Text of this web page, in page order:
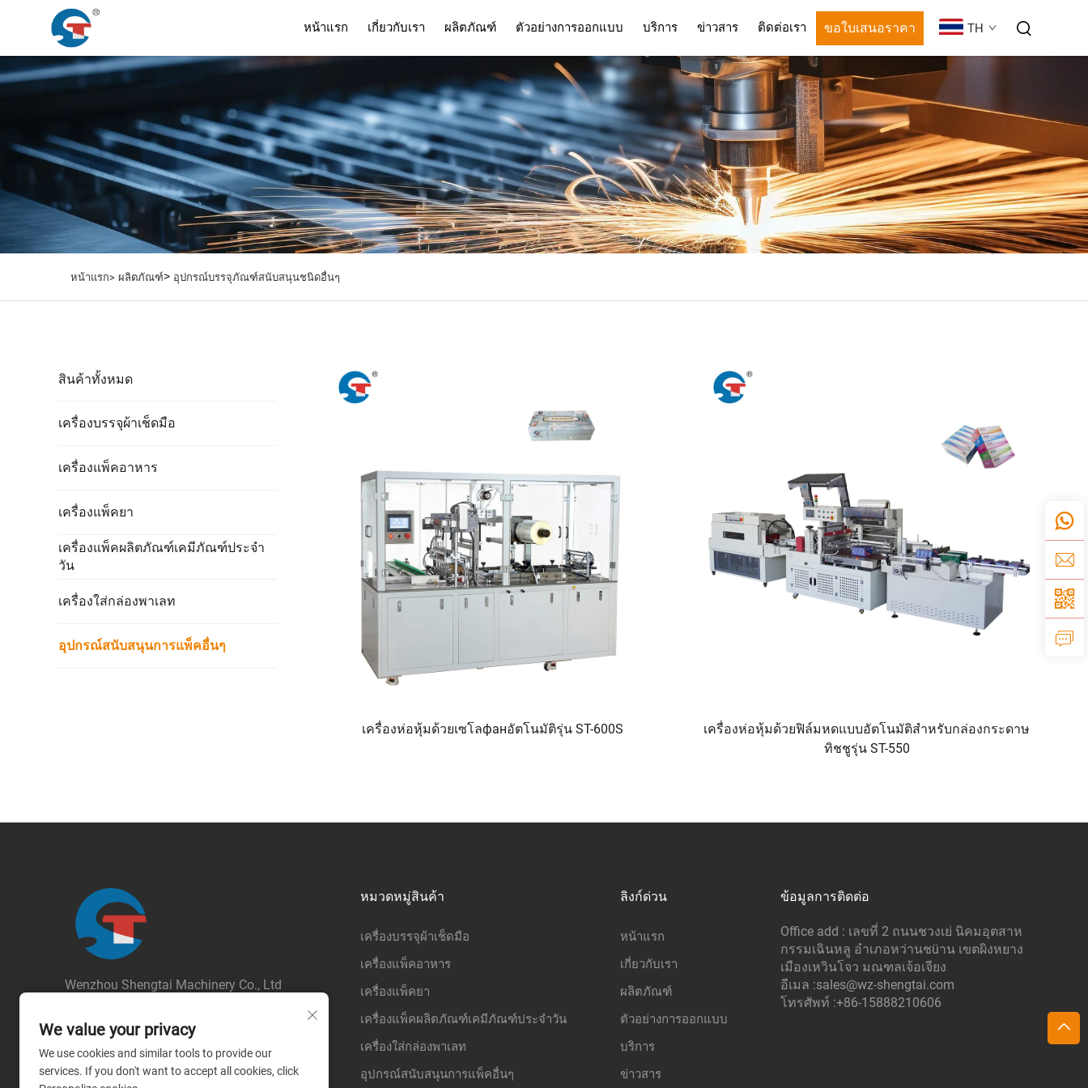
หน้าแรก เกี่ยวกับเรา ผลิตภัณฑ์ ตัวอย่างการออกแบบ บริการ
บริการ
คำถามที่พบบ่อย
ข่าวสาร ติดต่อเรา ขอใบเสนอราคา TH
หน้าแรก> ผลิตภัณฑ์> อุปกรณ์บรรจุภัณฑ์สนับสนุนชนิดอื่นๆ
สินค้าทั้งหมด
เครื่องบรรจุผ้าเช็ดมือ
เครื่องแพ็คอาหาร
เครื่องแพ็คยา
เครื่องแพ็คผลิตภัณฑ์เคมีภัณฑ์ประจำ
วัน
เครื่องใส่กล่องพาเลท
อุปกรณ์สนับสนุนการแพ็คอื่นๆ
เครื่องห่อหุ้มด้วยเซโลфанอัตโนมัติรุ่น ST-600S
เครื่องห่อหุ้มด้วยฟิล์มหดแบบอัตโนมัติสำหรับกล่องกระดาษ
ทิชชูรุ่น ST-550
Wenzhou Shengtai Machinery Co., Ltd
แมชชีเนอรี่ จำกัด สงวนสิทธิ์ทุกประการ --
นโยบายความเป็นส่วนตัว
หมวดหมู่สินค้า
เครื่องบรรจุผ้าเช็ดมือ
เครื่องแพ็คอาหาร
เครื่องแพ็คยา
เครื่องแพ็คผลิตภัณฑ์เคมีภัณฑ์ประจำวัน
เครื่องใส่กล่องพาเลท
อุปกรณ์สนับสนุนการแพ็คอื่นๆ
ลิงก์ด่วน
หน้าแรก
เกี่ยวกับเรา
ผลิตภัณฑ์
ตัวอย่างการออกแบบ
บริการ
ข่าวสาร
ข้อมูลการติดต่อ
Office add : เลขที่ 2 ถนนชวงเย่ นิคมอุตสาห
กรรมเฉินหลู อำเภอหว่านชüาน เขตผิงหยาง
เมืองเหวินโจว มณฑลเจ้อเจียง
อีเมล :sales@wz-shengtai.com
โทรศัพท์ :+86-15888210606
We value your privacy
We use cookies and similar tools to provide our
services. If you don't want to accept all cookies, click